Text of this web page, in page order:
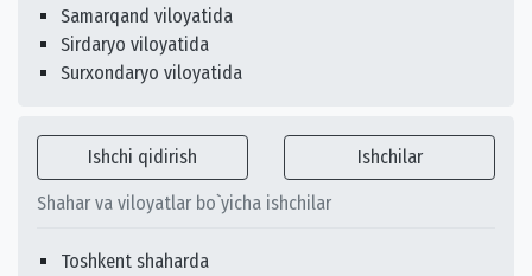
Samarqand viloyatida
Sirdaryo viloyatida
Surxondaryo viloyatida
Ishchi qidirish Ishchilar
Shahar va viloyatlar bo`yicha ishchilar
Toshkent shaharda